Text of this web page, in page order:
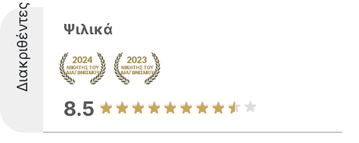
Διακριθέντες Ψιλικά
8.5